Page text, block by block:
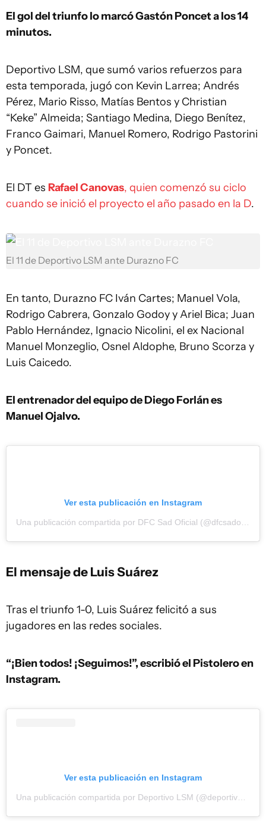
El gol del triunfo lo marcó Gastón Poncet a los 14
minutos.
Deportivo LSM, que sumó varios refuerzos para
esta temporada, jugó con Kevin Larrea; Andrés
Pérez, Mario Risso, Matías Bentos y Christian
“Keke” Almeida; Santiago Medina, Diego Benítez,
Franco Gaimari, Manuel Romero, Rodrigo Pastorini
y Poncet.
El DT es Rafael Canovas, quien comenzó su ciclo
cuando se inició el proyecto el año pasado en la D.
El 11 de Deportivo LSM ante Durazno FC
En tanto, Durazno FC Iván Cartes; Manuel Vola,
Rodrigo Cabrera, Gonzalo Godoy y Ariel Bica; Juan
Pablo Hernández, Ignacio Nicolini, el ex Nacional
Manuel Monzeglio, Osnel Aldophe, Bruno Scorza y
Luis Caicedo.
El entrenador del equipo de Diego Forlán es
Manuel Ojalvo.
Ver esta publicación en Instagram
El mensaje de Luis Suárez
Tras el triunfo 1-0, Luis Suárez felicitó a sus
jugadores en las redes sociales.
“¡Bien todos! ¡Seguimos!”, escribió el Pistolero en
Instagram.
Ver esta publicación en Instagram